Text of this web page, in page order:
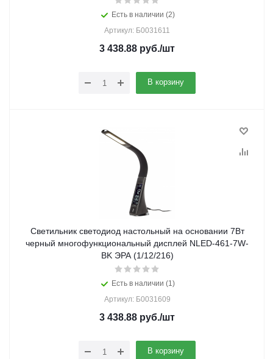
Есть в наличии (2)
Артикул: Б0031611
3 438.88 руб./шт
В корзину
Светильник светодиод настольный на основании 7Вт
черный многофункциональный дисплей NLED-461-7W-
BK ЭРА (1/12/216)
Есть в наличии (1)
Артикул: Б0031609
3 438.88 руб./шт
В корзину